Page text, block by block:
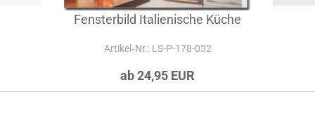
Fensterbild Italienische Küche
Artikel‑Nr.: LS-P-178-032
ab 24,95 EUR